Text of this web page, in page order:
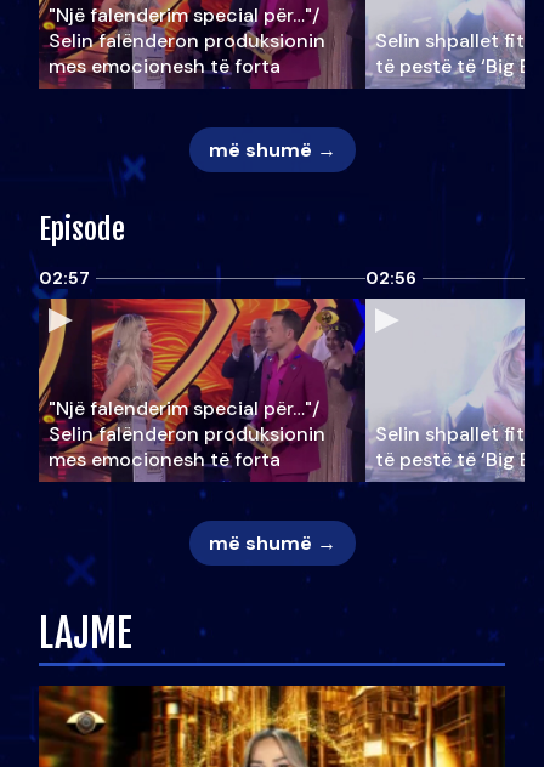
"Një falenderim special për…"/
Selin falënderon produksionin
mes emocionesh të forta
Selin shpallet
të pestë të ‘Big
më shumë →
Episode
02:57
"Një falenderim special për…"/
Selin falënderon produksionin
mes emocionesh të forta
02:56
Selin shpallet
të pestë të ‘Big
më shumë →
LAJME